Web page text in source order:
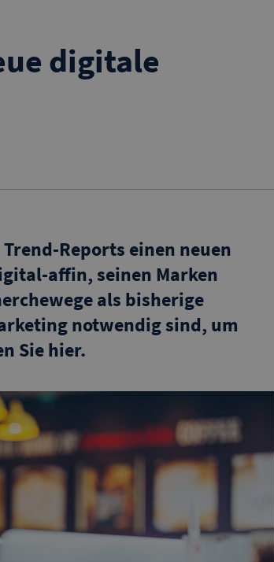
digitale
Reports einen neuen
affin, seinen Marken
als bisherige
notwendig sind, um
Sie hier.